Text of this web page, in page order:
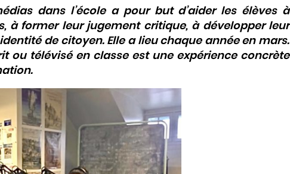
dans l’écolea pour but d’aider les élèves à
à former leur jugement critique, à développer leur
de citoyen. Elle a lieu chaque année en mars.
ou télévisé en classe est une expérience concrète